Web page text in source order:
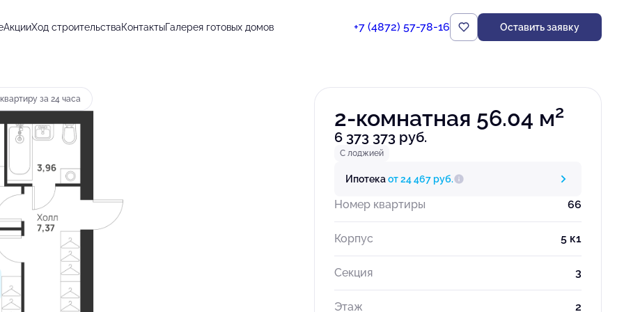
АкцииХод строительстваКонтактыГалерея готовых домов +7 (4872) 57-78-16 Оставить заявку
24 467 руб. Забронировать
за 24 часа
2-комнатная 56.04 м2
6 373 373 руб.
С лоджией
Ипотекаот 24 467 руб.
Номер квартиры 66
Корпус 5 к1
Секция 3
Этаж 2